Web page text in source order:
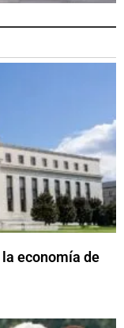
economía de